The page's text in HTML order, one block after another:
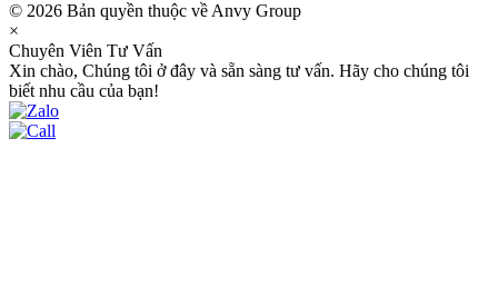
© 2026 Bản quyền thuộc về Anvy Group
×
Chuyên Viên Tư Vấn
Xin chào, Chúng tôi ở đây và sẵn sàng tư vấn. Hãy cho chúng tôi
biết nhu cầu của bạn!